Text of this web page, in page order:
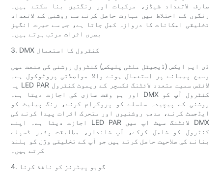
صارف لاتعداد شیڈز، مرکبات اور رنگتیں بنا سکتے ہیں۔
رنگوں کے اختلاط میں مہارت حاصل کرنے سے روشنی کے لاتعداد
تخلیقی امکانات کا دروازہ کھل جاتا ہے، جس سے حیرت انگیز
بصری اثرات مرتب ہوتے ہیں۔
3. DMX کنٹرول کا استعمال
ڈی ایم ایکس (ڈیجیٹل ملٹی پلیکس) کنٹرول روشنی کی صنعت میں
وسیع پیمانے پر استعمال ہونے والا مواصلاتی پروٹوکول ہے۔
یہ LED PAR لائٹس سمیت متعدد لائٹنگ فکسچر کے ریموٹ کنٹرول
اور ہم وقت سازی کی اجازت دیتا ہے۔ DMX کنٹرول آپ کو
روشنی کے پیچیدہ سلسلے کو پروگرام کرنے، رنگ پیلیٹ کو
ایڈجسٹ کرنے، مدھم روشنیوں اور متحرک اثرات پیدا کرنے کی
اجازت دیتا ہے۔ اپنے LED PAR لائٹنگ سیٹ اپ میں DMX
کنٹرول کو شامل کرکے، آپ شاندار، مطابقت پذیر ڈسپلے
بنانے کی صلاحیت حاصل کرتے ہیں جو آپ کے تخلیقی وژن کو بلند
کرتے ہیں۔
4. گوبو پیٹرنز کو نافذ کرنا